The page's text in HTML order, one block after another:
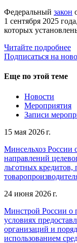
Федеральный закон
1 сентября 2025
которых
Читайте подробнее
Подписаться на
Еще по этой теме
Новости
Мероприятия
Записи
15 мая 2026 г.
Минсельхоз России
направлений
льготных кредитов,
24 июня 2026 г.
Минстрой России о
условиях
организаций и
использованием